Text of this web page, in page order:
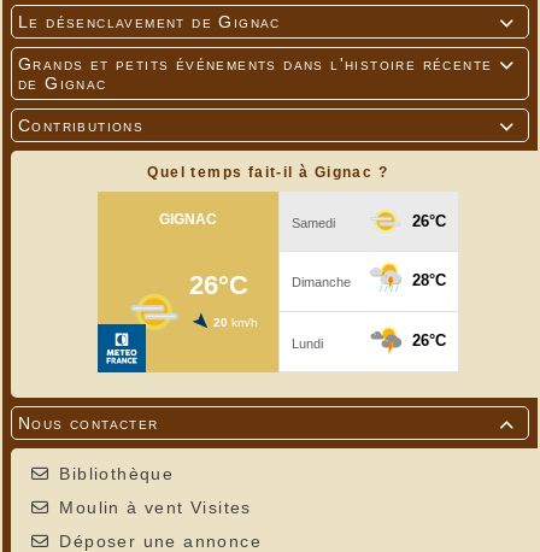

Le désenclavement de Gignac

Grands et petits événements dans l'histoire récente
de Gignac

Contributions
Quel temps fait-il à Gignac ?

Nous contacter
Bibliothèque
Moulin à vent Visites
Déposer une annonce